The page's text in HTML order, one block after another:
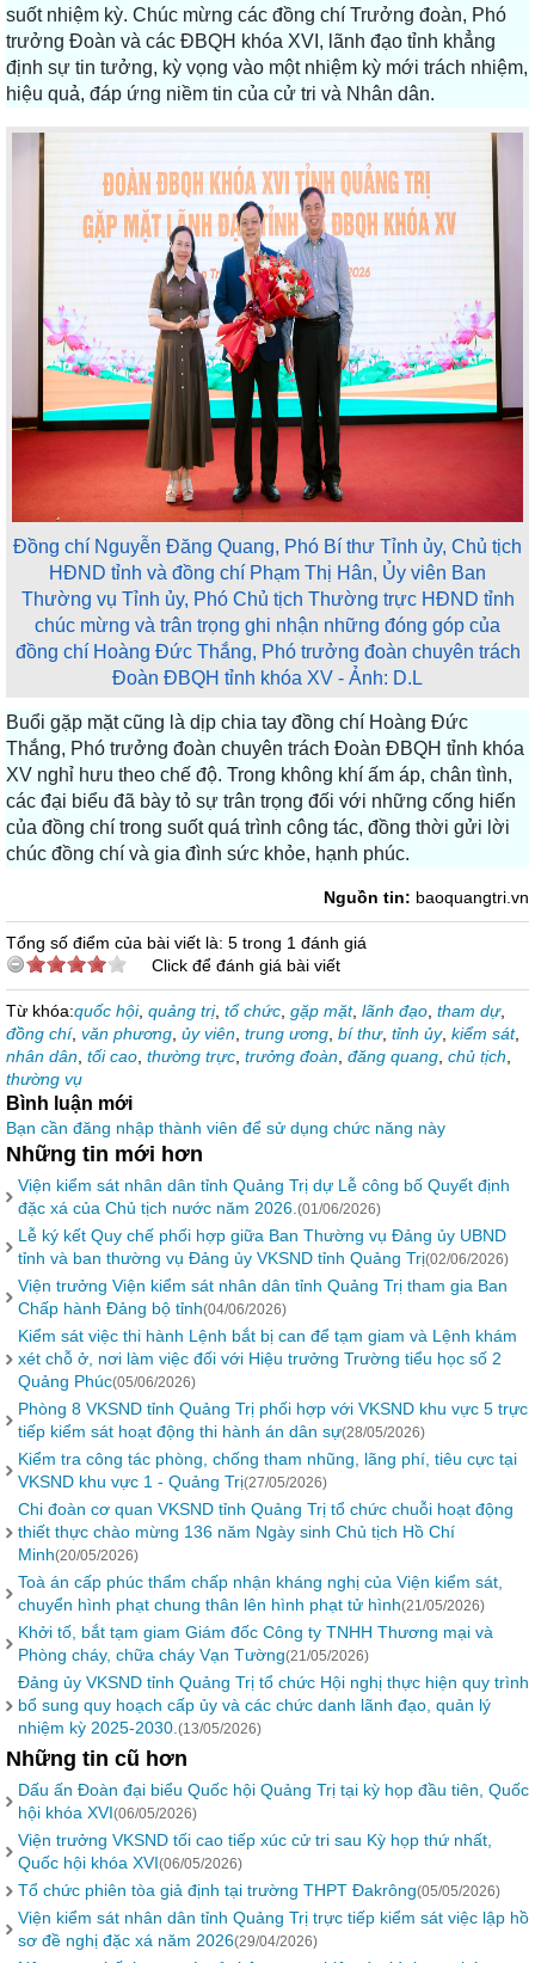
suốt nhiệm kỳ. Chúc mừng các đồng chí Trưởng đoàn, Phó
trưởng Đoàn và các ĐBQH khóa XVI, lãnh đạo tỉnh khẳng
định sự tin tưởng, kỳ vọng vào một nhiệm kỳ mới trách nhiệm,
hiệu quả, đáp ứng niềm tin của cử tri và Nhân dân.
Đồng chí Nguyễn Đăng Quang, Phó Bí thư Tỉnh ủy, Chủ tịch
HĐND tỉnh và đồng chí Phạm Thị Hân, Ủy viên Ban
Thường vụ Tỉnh ủy, Phó Chủ tịch Thường trực HĐND tỉnh
chúc mừng và trân trọng ghi nhận những đóng góp của
đồng chí Hoàng Đức Thắng, Phó trưởng đoàn chuyên trách
Đoàn ĐBQH tỉnh khóa XV - Ảnh: D.L
Buổi gặp mặt cũng là dịp chia tay đồng chí Hoàng Đức
Thắng, Phó trưởng đoàn chuyên trách Đoàn ĐBQH tỉnh khóa
XV nghỉ hưu theo chế độ. Trong không khí ấm áp, chân tình,
các đại biểu đã bày tỏ sự trân trọng đối với những cống hiến
của đồng chí trong suốt quá trình công tác, đồng thời gửi lời
chúc đồng chí và gia đình sức khỏe, hạnh phúc.
Nguồn tin: baoquangtri.vn
Tổng số điểm của bài viết là: 5 trong 1 đánh giá
Click để đánh giá bài viết
Từ khóa:quốc hội, quảng trị, tổ chức gặp mặt, lãnh đạo tham dự,
đồng chí, văn phương ủy viên trung ương bí thư, tỉnh ủy, kiểm sát,
nhân dân tối cao thường trực trưởng đoàn đăng quang chủ tịch
thường vụ
Bình luận mới
Bạn cần đăng nhập thành viên để sử dụng chức năng này
Những tin mới hơn
Viện kiểm sát nhân dân tỉnh Quảng Trị dự Lễ công bố Quyết định
đặc xá của Chủ tịch nước năm 2026. (01/06/2026)
Lễ ký kết Quy chế phối hợp giữa Ban Thường vụ Đảng ủy UBND
tỉnh và ban thường vụ Đảng ủy VKSND tỉnh Quảng Trị(02/06/2026)
Viện trưởng Viện kiểm sát nhân dân tỉnh Quảng Trị tham gia Ban
Chấp hành Đảng bộ tỉnh(04/06/2026)
Kiểm sát việc thi hành Lệnh bắt bị can để tạm giam và Lệnh khám
xét chỗ ở, nơi làm việc đối với Hiệu trưởng Trường tiểu học số 2
Quảng Phúc(05/06/2026)
Phòng 8 VKSND tỉnh Quảng Trị phối hợp với VKSND khu vực 5 trực
tiếp kiểm sát hoạt động thi hành án dân sự(28/05/2026)
Kiểm tra công tác phòng, chống tham nhũng, lãng phí, tiêu cực tại
VKSND khu vực 1 - Quảng Trị(27/05/2026)
Chi đoàn cơ quan VKSND tỉnh Quảng Trị tổ chức chuỗi hoạt động
thiết thực chào mừng 136 năm Ngày sinh Chủ tịch Hồ Chí
Minh(20/05/2026)
Toà án cấp phúc thẩm chấp nhận kháng nghị của Viện kiểm sát,
chuyển hình phạt chung thân lên hình phạt tử hình(21/05/2026)
Khởi tố, bắt tạm giam Giám đốc Công ty TNHH Thương mại và
Phòng cháy, chữa cháy Vạn Tường(21/05/2026)
Đảng ủy VKSND tỉnh Quảng Trị tổ chức Hội nghị thực hiện quy trình
bổ sung quy hoạch cấp ủy và các chức danh lãnh đạo, quản lý
nhiệm kỳ 2025-2030. (13/05/2026)
Những tin cũ hơn
Dấu ấn Đoàn đại biểu Quốc hội Quảng Trị tại kỳ họp đầu tiên, Quốc
hội khóa XVI(06/05/2026)
Viện trưởng VKSND tối cao tiếp xúc cử tri sau Kỳ họp thứ nhất,
Quốc hội khóa XVI(06/05/2026)
Tổ chức phiên tòa giả định tại trường THPT Đakrông(05/05/2026)
Viện kiểm sát nhân dân tỉnh Quảng Trị trực tiếp kiểm sát việc lập hồ
sơ đề nghị đặc xá năm 2026(29/04/2026)